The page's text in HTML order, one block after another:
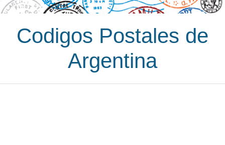
Codigos Postales de
Argentina